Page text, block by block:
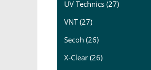
UV Technics (27)
VNT (27)
Secoh (26)
X-Clear (26)